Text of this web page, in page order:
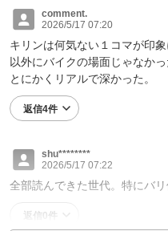
comment.
2026/5/17 07:20
キリンは何気ない１コマが印象
以外にバイクの場面じゃなかっ
とにかくリアルで深かった。
返信4件
shu********
2026/5/17 07:22
全部読んできた世代。特にバ
返信0件